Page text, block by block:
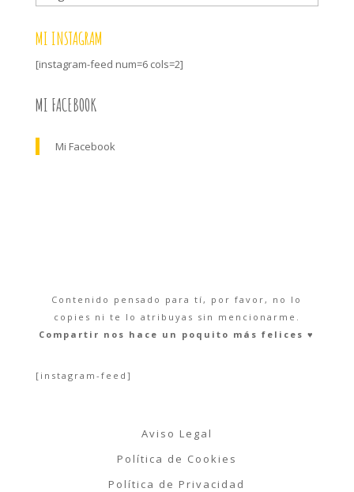
MI INSTAGRAM
[instagram-feed num=6 cols=2]
MI FACEBOOK
Mi Facebook
Contenido pensado para tí, por favor, no lo
copies ni te lo atribuyas sin mencionarme.
Compartir nos hace un poquito más felices ♥︎
[instagram-feed]
Aviso Legal
Política de Cookies
Política de Privacidad